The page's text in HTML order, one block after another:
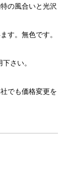
の風合いと光沢
す。無色です。
さい。
でも価格変更を